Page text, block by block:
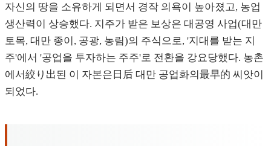
자신의 땅을 소유하게 되면서 경작 의욕이 높아졌고, 농업
생산력이 상승했다. 지주가 받은 보상은 대공영 사업(대만
토목, 대만 종이, 공광, 농림)의 주식으로, '지대를 받는 지
주'에서 '공업을 투자하는 주주'로 전환을 강요당했다. 농촌
에서絞り出된 이 자본은日后 대만 공업화의最早的 씨앗이
되었다.